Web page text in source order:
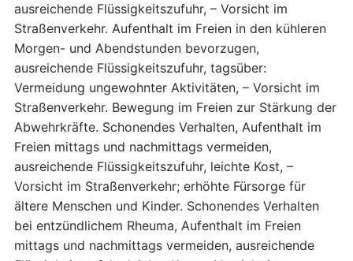
ausreichende Flüssigkeitszufuhr, – Vorsicht im
Straßenverkehr. Aufenthalt im Freien in den kühleren
Morgen- und Abendstunden bevorzugen,
ausreichende Flüssigkeitszufuhr, tagsüber:
Vermeidung ungewohnter Aktivitäten, – Vorsicht im
Straßenverkehr. Bewegung im Freien zur Stärkung der
Abwehrkräfte. Schonendes Verhalten, Aufenthalt im
Freien mittags und nachmittags vermeiden,
ausreichende Flüssigkeitszufuhr, leichte Kost, –
Vorsicht im Straßenverkehr; erhöhte Fürsorge für
ältere Menschen und Kinder. Schonendes Verhalten
bei entzündlichem Rheuma, Aufenthalt im Freien
mittags und nachmittags vermeiden, ausreichende